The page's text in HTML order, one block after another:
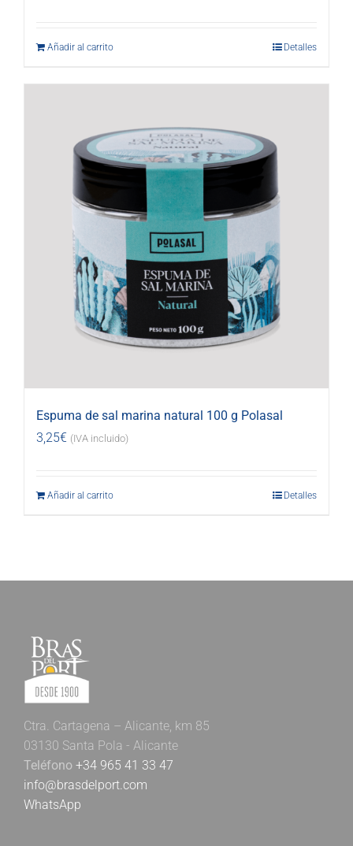
Añadir al carrito Detalles
Espuma de sal marina natural 100 g Polasal
3,25€ (IVA incluido)
Añadir al carrito Detalles
Ctra. Cartagena – Alicante, km 85
03130 Santa Pola - Alicante
Teléfono +34 965 41 33 47
info@brasdelport.com
WhatsApp